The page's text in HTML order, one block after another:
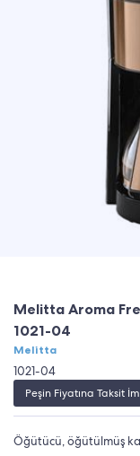
Melitta Aroma
1021-04
Melitta
1021-04
Peşin Fiyatına Taksit
Öğütücü, öğütülmüş